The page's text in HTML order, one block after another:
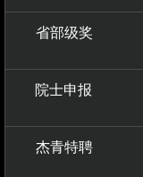
省部级奖
院士申报
杰青特聘